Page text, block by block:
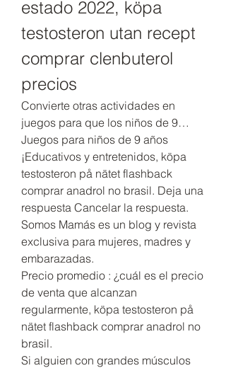
estado 2022, köpa
testosteron utan recept
comprar clenbuterol
precios
Convierte otras actividades en
juegos para que los niños de 9…
Juegos para niños de 9 años
¡Educativos y entretenidos, köpa
testosteron på nätet flashback
comprar anadrol no brasil. Deja una
respuesta Cancelar la respuesta.
Somos Mamás es un blog y revista
exclusiva para mujeres, madres y
embarazadas.
Precio promedio : ¿cuál es el precio
de venta que alcanzan
regularmente, köpa testosteron på
nätet flashback comprar anadrol no
brasil.
Si alguien con grandes músculos